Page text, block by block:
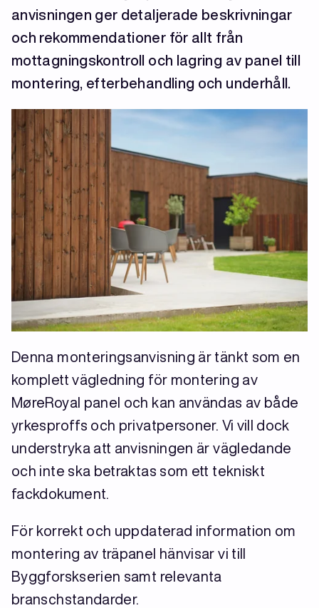
anvisningen ger detaljerade beskrivningar
och rekommendationer för allt från
mottagningskontroll och lagring av panel till
montering, efterbehandling och underhåll.
Denna monteringsanvisning är tänkt som en
komplett vägledning för montering av
MøreRoyal panel och kan användas av både
yrkesproffs och privatpersoner. Vi vill dock
understryka att anvisningen är vägledande
och inte ska betraktas som ett tekniskt
fackdokument.
För korrekt och uppdaterad information om
montering av träpanel hänvisar vi till
Byggforskserien samt relevanta
branschstandarder.